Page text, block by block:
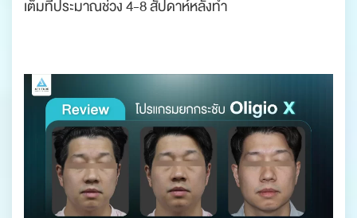
เต็มที่ประมาณช่วง 4-8 สัปดาห์หลังทำ